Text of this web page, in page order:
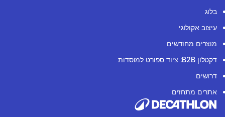
בלוג
עיצוב אקולוגי
מוצרים מחודשים
דקטלון B2B: ציוד ספורט למוסדות
דרושים
אתרים מתחזים